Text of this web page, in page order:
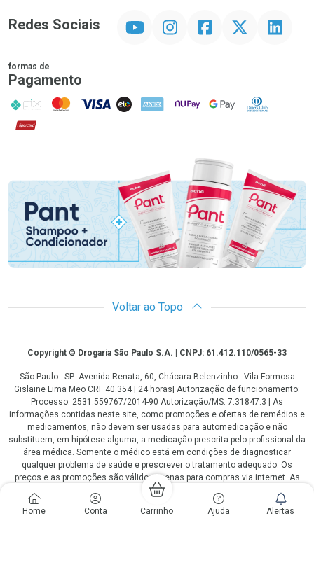
Home Conta Carrinho Ajuda Alertas
Redes Sociais InstagramFacebookTwitter Linkedin
formas de
Pagamento
PIX MasterCard
VISA ELO AMEX NuPay Google PayDiners Club
Hipercard
Voltar ao Topo
CopyrightCopyright © Drogaria São Paulo S.A. | CNPJ: 61.412.110/0565-33
São Paulo - SP: Avenida Renata, 60, Chácara Belenzinho - Vila Formosa
Gislaine Lima Meo CRF 40.354 | 24 horas| Autorização de funcionamento:
Processo: 2531.559767/2014-90 Autorização/MS: 7.31847.3 | As
informações contidas neste site, como promoções e ofertas de remédios e
medicamentos, não devem ser usadas para automedicação e não
substituem, em hipótese alguma, a medicação prescrita pelo profissional da
área médica. Somente o médico está em condições de diagnosticar
qualquer problema de saúde e prescrever o tratamento adequado. Os
preços e as promoções são válidos apenas para compras via internet. As
fotos contidas em nosso site são meramente ilustrativas. *Preços e
disponibilidade sujeitos a alterações no decorrer do dia. Antibióticos e
antimicrobianos vendas apenas em lojas físicas ou televendas. Portaria nº